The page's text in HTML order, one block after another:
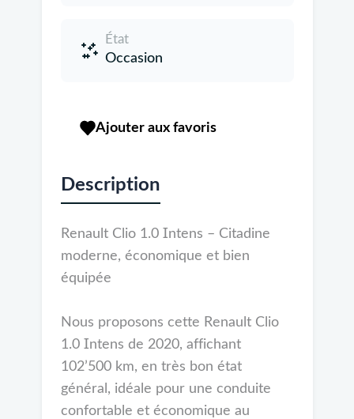
État
Occasion
Ajouter aux favoris
Description
Renault Clio 1.0 Intens – Citadine
moderne, économique et bien
équipée
Nous proposons cette Renault Clio
1.0 Intens de 2020, affichant
102’500 km, en très bon état
général, idéale pour une conduite
confortable et économique au